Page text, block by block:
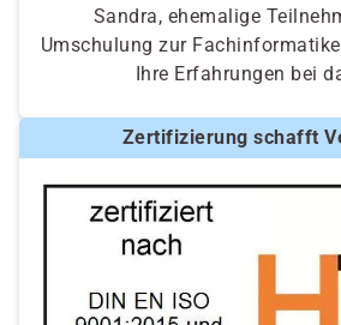
Sandra, ehemalige
Umschulung zur
Ihre Erfahrungen bei
Zertifizierung schafft